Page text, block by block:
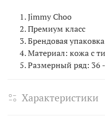
Jimmy Choo
Премиум класс
Брендовая упаковка
Материал: кожа с
Размерный ряд: 36
Характеристики